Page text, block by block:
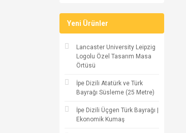
Yeni Ürünler
Lancaster University Leipzig
Logolu Özel Tasarım Masa
Örtüsü
İpe Dizili Atatürk ve Türk
Bayrağı Süsleme (25 Metre)
İpe Dizili Üçgen Türk Bayrağı |
Ekonomik Kumaş